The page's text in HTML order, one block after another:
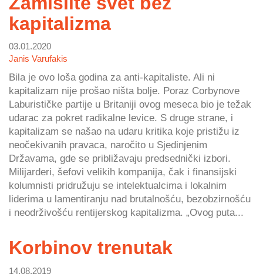
kapitalizma
03.01.2020
Janis Varufakis
Bila je ovo loša godina za anti-kapitaliste. Ali ni
kapitalizam nije prošao ništa bolje. Poraz Corbynove
Laburističke partije u Britaniji ovog meseca bio je težak
udarac za pokret radikalne levice. S druge strane, i
kapitalizam se našao na udaru kritika koje pristižu iz
neočekivanih pravaca, naročito u Sjedinjenim
Državama, gde se približavaju predsednički izbori.
Milijarderi, šefovi velikih kompanija, čak i finansijski
kolumnisti pridružuju se intelektualcima i lokalnim
liderima u lamentiranju nad brutalnošću, bezobzirnošću
i neodrživošću rentijerskog kapitalizma. „Ovog puta...
Korbinov trenutak
14.08.2019